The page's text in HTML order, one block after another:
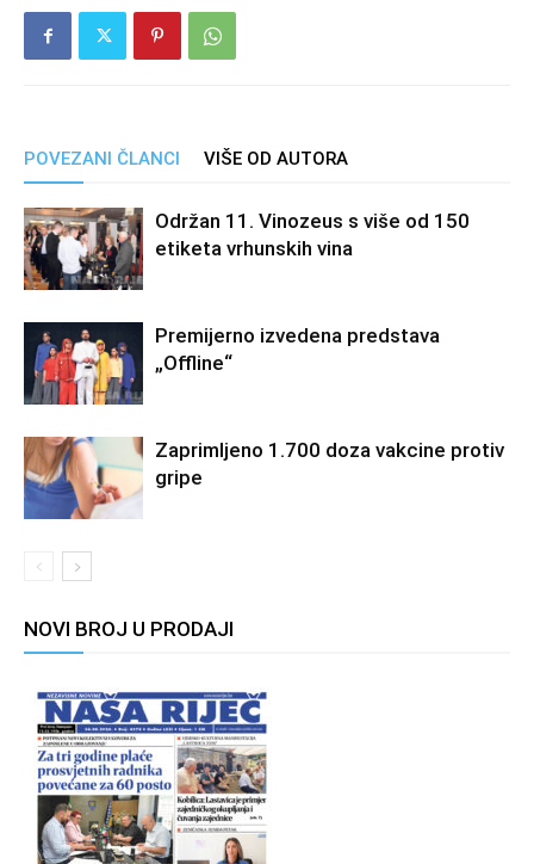
POVEZANI ČLANCI VIŠE OD AUTORA
Održan 11. Vinozeus s više od 150
etiketa vrhunskih vina
Premijerno izvedena predstava
„Offline“
Zaprimljeno 1.700 doza vakcine protiv
gripe
NOVI BROJ U PRODAJI